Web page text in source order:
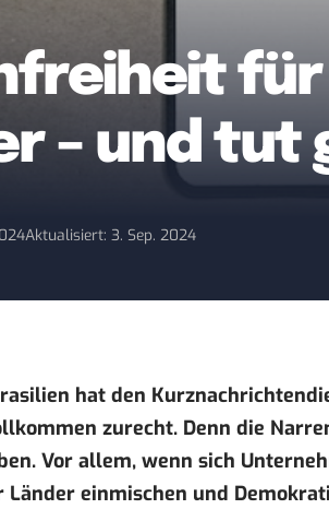
für
– und tut
Aktualisiert: 3. Sep. 2024
hat den
zurecht. Denn die
Vor allem, wenn sich
einmischen und